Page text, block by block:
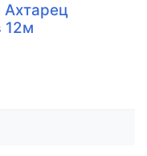
Ахтарец
12м